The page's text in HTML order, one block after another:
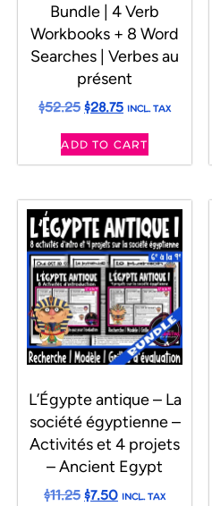
Bundle | 4 Verb
Workbooks + 8 Word
Searches | Verbes au
présent
$52.25$28.75 INCL. TAX
ADD TO CART
L’Égypte antique – La
société égyptienne –
Activités et 4 projets
– Ancient Egypt
$11.25$7.50 INCL. TAX